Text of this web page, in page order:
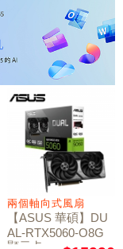
兩個軸向式風扇
【ASUS 華碩】DU
AL-RTX5060-O8G